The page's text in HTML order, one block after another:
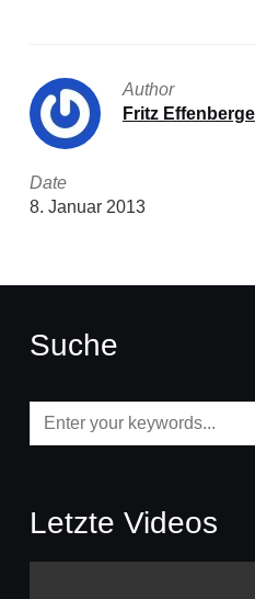
Author
Fritz
Date
8. Januar 2013
Suche
Letzte Videos